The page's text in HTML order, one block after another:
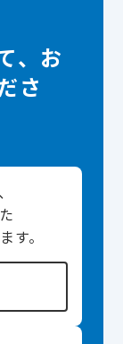
、お
さ
す。